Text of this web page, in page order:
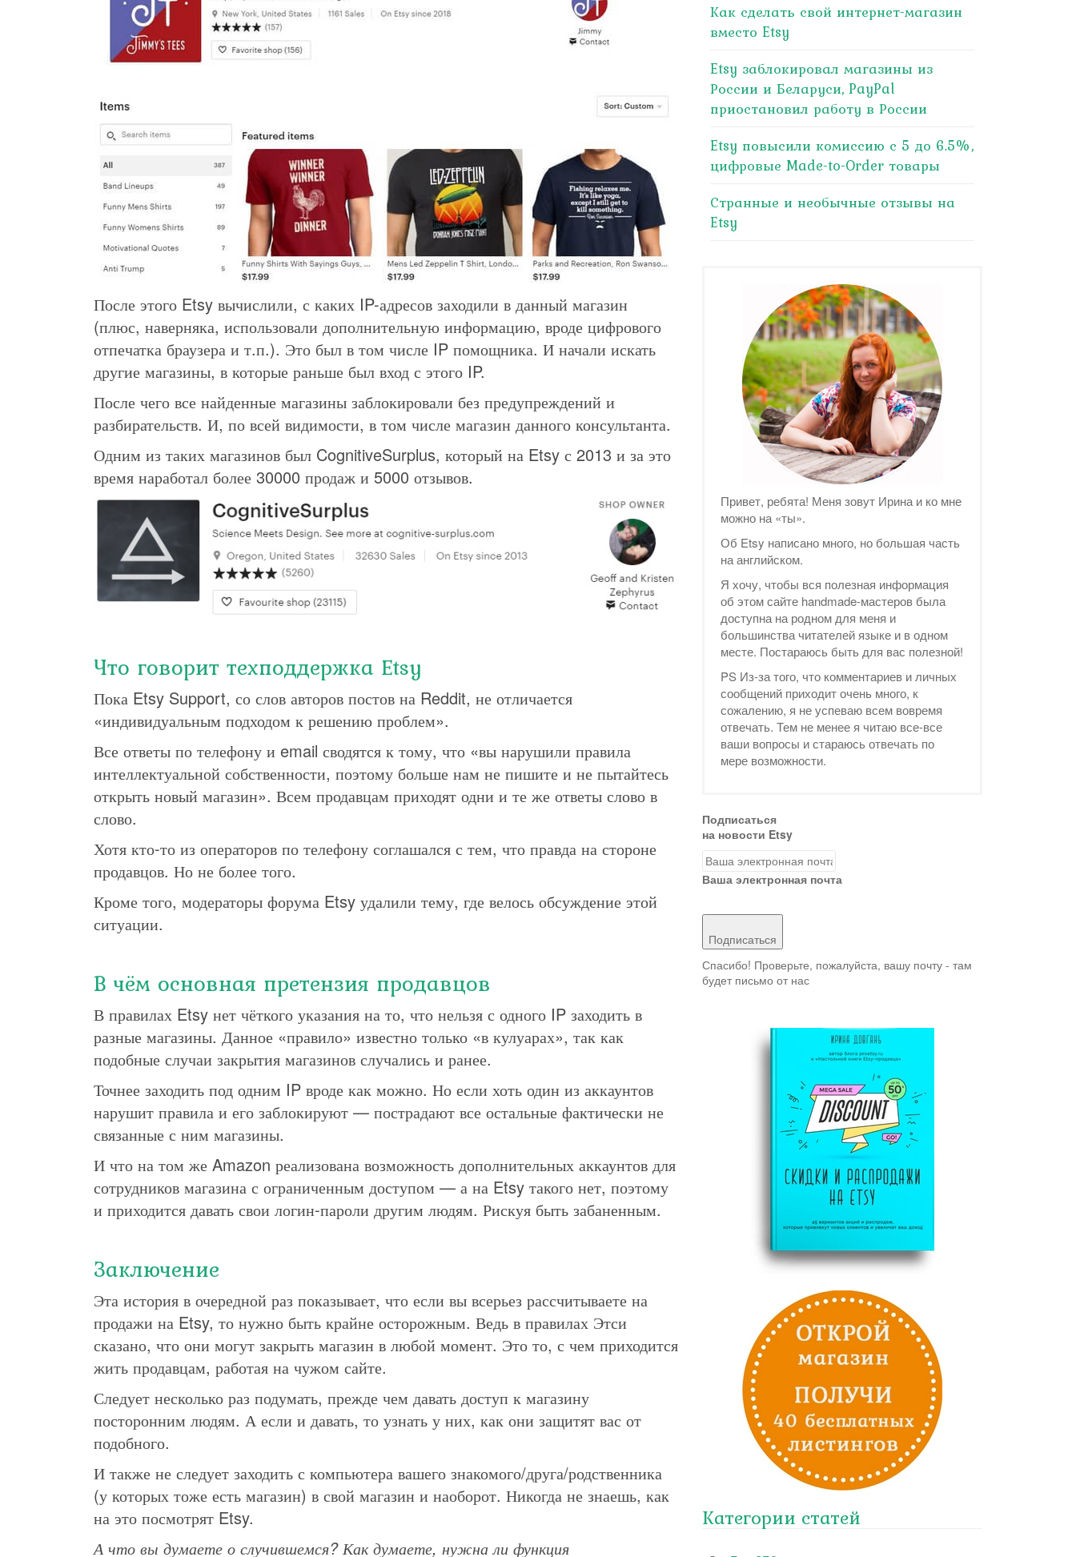
После этого Etsy вычислили, с каких IP-адресов заходили в данный магазин
(плюс, наверняка, использовали дополнительную информацию, вроде цифрового
отпечатка браузера и т.п.). Это был в том числе IP помощника. И начали искать
другие магазины, в которые раньше был вход с этого IP.
После чего все найденные магазины заблокировали без предупреждений и
разбирательств. И, по всей видимости, в том числе магазин данного консультанта.
Одним из таких магазинов был CognitiveSurplus, который на Etsy с 2013 и за это
время наработал более 30000 продаж и 5000 отзывов.
Что говорит техподдержка Etsy
Пока Etsy Support, со слов авторов постов на Reddit, не отличается
«индивидуальным подходом к решению проблем».
Все ответы по телефону и email сводятся к тому, что «вы нарушили правила
интеллектуальной собственности, поэтому больше нам не пишите и не пытайтесь
открыть новый магазин». Всем продавцам приходят одни и те же ответы слово в
слово.
Хотя кто-то из операторов по телефону соглашался с тем, что правда на стороне
продавцов. Но не более того.
Кроме того, модераторы форума Etsy удалили тему, где велось обсуждение этой
ситуации.
В чём основная претензия продавцов
В правилах Etsy нет чёткого указания на то, что нельзя с одного IP заходить в
разные магазины. Данное «правило» известно только «в кулуарах», так как
подобные случаи закрытия магазинов случались и ранее.
Точнее заходить под одним IP вроде как можно. Но если хоть один из аккаунтов
нарушит правила и его заблокируют — пострадают все остальные фактически не
связанные с ним магазины.
И что на том же Amazon реализована возможность дополнительных аккаунтов для
сотрудников магазина с ограниченным доступом — а на Etsy такого нет, поэтому
и приходится давать свои логин-пароли другим людям. Рискуя быть забаненным.
Заключение
Эта история в очередной раз показывает, что если вы всерьез рассчитываете на
продажи на Etsy, то нужно быть крайне осторожным. Ведь в правилах Этси
сказано, что они могут закрыть магазин в любой момент. Это то, с чем приходится
жить продавцам, работая на чужом сайте.
Следует несколько раз подумать, прежде чем давать доступ к магазину
посторонним людям. А если и давать, то узнать у них, как они защитят вас от
подобного.
И также не следует заходить с компьютера вашего знакомого/друга/родственника
(у которых тоже есть магазин) в свой магазин и наоборот. Никогда не знаешь, как
на это посмотрят Etsy.
А что вы думаете о случившемся? Как думаете, нужна ли функция
Как сделать свой интернет-магазин
вместо Etsy
Etsy заблокировал магазины из
России и Беларуси, PayPal
приостановил работу в России
Etsy повысили комиссию с 5 до 6.5%,
цифровые Made-to-Order товары
Странные и необычные отзывы на
Etsy
Привет, ребята! Меня зовут Ирина и ко мне
можно на «ты».
Об Etsy написано много, но большая часть
на английском.
Я хочу, чтобы вся полезная информация
об этом сайте handmade-мастеров была
доступна на родном для меня и
большинства читателей языке и в одном
месте. Постараюсь быть для вас полезной!
PS Из-за того, что комментариев и личных
сообщений приходит очень много, к
сожалению, я не успеваю всем вовремя
отвечать. Тем не менее я читаю все-все
ваши вопросы и стараюсь отвечать по
мере возможности.
Подписаться
на новости Etsy
Ваша электронная почта
Подписаться
Спасибо! Проверьте, пожалуйста, вашу почту - там
будет письмо от нас
Категории статей